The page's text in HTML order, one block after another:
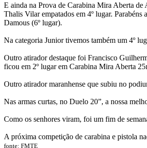
E ainda na Prova de Carabina Mira Aberta de
Thalis Vilar empatados em 4º lugar.
Damous (6º lugar).
Na categoria Junior tivemos também um 4º
Outro atirador destaque foi Francisco
ficou em 2º lugar em Carabina Mira Aberta
Outro atirador maranhense que subiu no
Nas armas curtas, no Duelo 20”, a nossa
Como os senhores viram, foi um fim de
A próxima competição de carabina e pistola
fonte: FMTE